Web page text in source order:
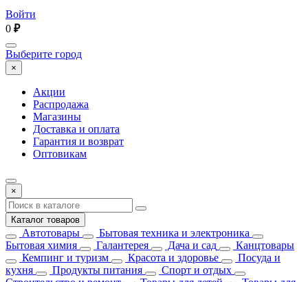
Войти
0 ₽
Выберите город
×
Акции
Распродажа
Магазины
Доставка и оплата
Гарантия и возврат
Оптовикам
×
Каталог товаров
Автотовары
Бытовая техника и электроника
Бытовая химия
Галантерея Дача и сад
Канцтовары
Кемпинг и туризм
Красота и здоровье
Посуда и
кухня
Продукты питания
Спорт и отдых